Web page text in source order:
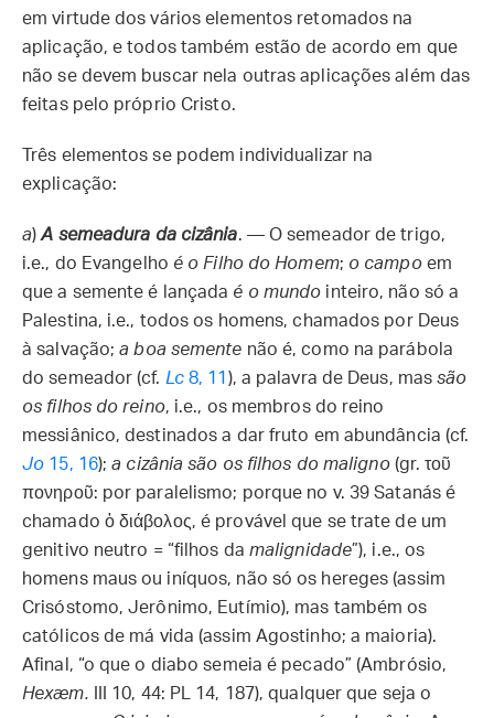
em virtude dos vários elementos retomados na
aplicação, e todos também estão de acordo em que
não se devem buscar nela outras aplicações além das
feitas pelo próprio Cristo.
Três elementos se podem individualizar na
explicação:
a)A semeadura da cizânia. — O semeador de trigo,
i.e., do Evangelho é o Filho do Homem; o campoem
que a semente é lançada é o mundo inteiro, não só a
Palestina, i.e., todos os homens, chamados por Deus
à salvação;a boa semente não é, como na parábola
do semeador (cf. Lc8, 11 ), a palavra de Deus, massão
os filhos do reino, i.e., os membros do reino
messiânico, destinados a dar fruto em abundância (cf.
Jo 15, 16);a cizânia são os filhos do maligno(gr. τοῦ
πονηροῦ: por paralelismo; porque no v. 39 Satanás é
chamado ὁ διάβολος, é provável que se trate de um
genitivo neutro = “filhos da malignidade”), i.e., os
homens maus ou iníquos, não só os hereges (assim
Crisóstomo, Jerônimo, Eutímio), mas também os
católicos de má vida (assim Agostinho; a maioria).
Afinal, “o que o diabo semeia é pecado” (Ambrósio,
Hexæm. III 10, 44: PL 14, 187), qualquer que seja o